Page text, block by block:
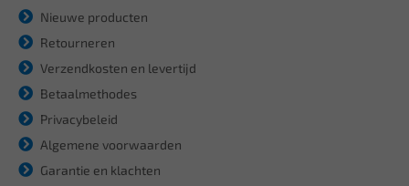
Nieuwe producten
Retourneren
Verzendkosten en levertijd
Betaalmethodes
Privacybeleid
Algemene voorwaarden
Garantie en klachten